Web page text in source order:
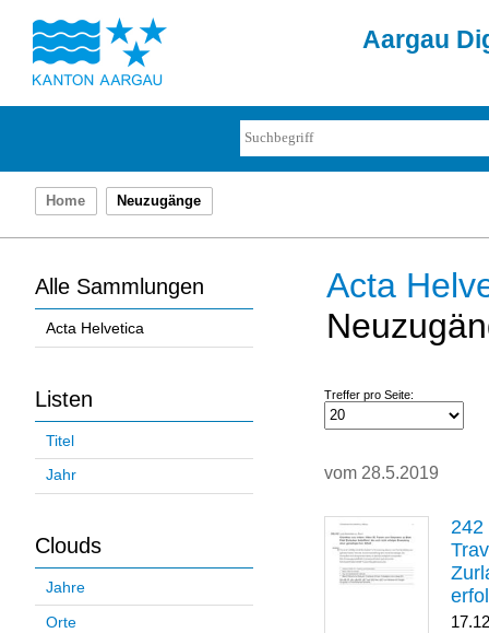
Aargau
Home Neuzugänge
Alle Sammlungen
Acta Helvetica
Listen
Titel
Jahr
Clouds
Jahre
Orte
Acta
Treffer pro Seite:
vom 28.5.2019